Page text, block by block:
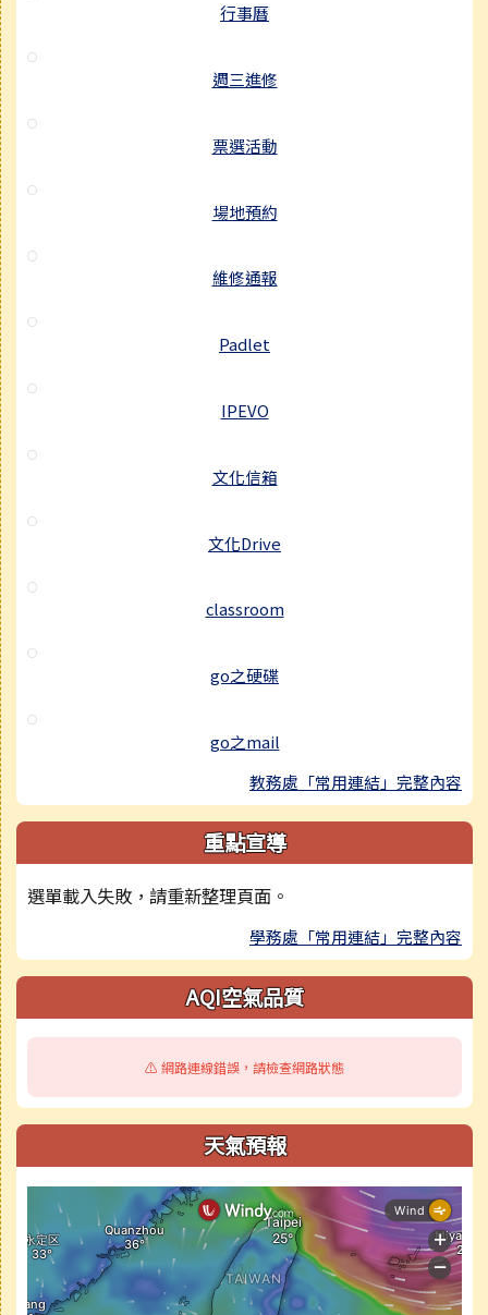
行事曆
週三進修
票選活動
場地預約
維修通報
Padlet
IPEVO
文化信箱
文化Drive
classroom
go之硬碟
go之mail
教務處「常用連結」完整內容
重點宣導
選單載入失敗，請重新整理頁面。
學務處「常用連結」完整內容
AQI空氣品質
⚠️ 網路連線錯誤，請檢查網路狀態
天氣預報